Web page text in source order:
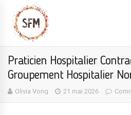
Praticien Hospitalier
Groupement Hospitalier
Olivia Vong 21 mai 2026